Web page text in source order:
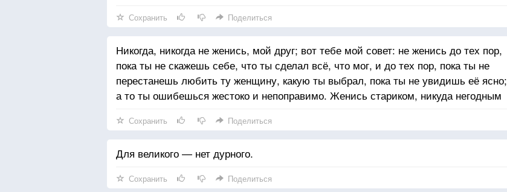
Сохранить Поделиться
Никогда, никогда не женись, мой друг; вот тебе мой совет: не женись до тех пор,
пока ты не скажешь себе, что ты сделал всё, что мог, и до тех пор, пока ты не
перестанешь любить ту женщину, какую ты выбрал, пока ты не увидишь её ясно;
а то ты ошибешься жестоко и непоправимо. Женись стариком, никуда негодным
Сохранить Поделиться
Для великого — нет дурного.
Сохранить Поделиться